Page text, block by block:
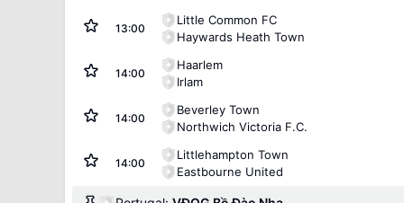
13:00
Little Common FC
Haywards Heath Town
14:00
Haarlem
Irlam
14:00
Beverley Town
Northwich Victoria F.C.
14:00
Littlehampton Town
Eastbourne United